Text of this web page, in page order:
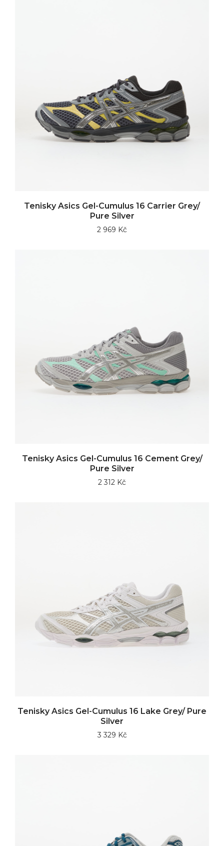
Tenisky Asics Gel-Cumulus 16 Carrier Grey/
Pure Silver
2 969 Kč
Tenisky Asics Gel-Cumulus 16 Cement Grey/
Pure Silver
2 312 Kč
Tenisky Asics Gel-Cumulus 16 Lake Grey/ Pure
Silver
3 329 Kč